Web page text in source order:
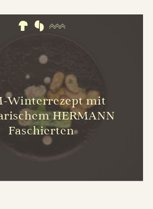
Winterrezept mit
HERMANN
Faschierten